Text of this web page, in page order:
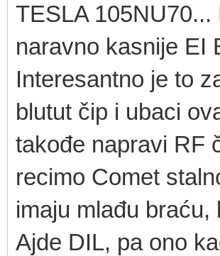
TESLA
naravno kasnije EI
Interesantno je to
blutut čip i ubaci
takođe napravi RF
recimo Comet
imaju mlađu
Ajde DIL, pa ono